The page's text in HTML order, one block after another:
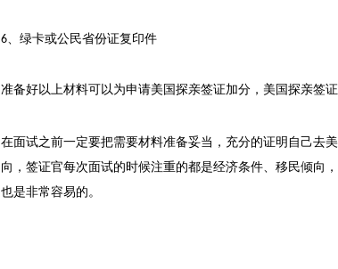
6、绿卡或公民省份证复印件
准备好以上材料可以为申请美国探亲签证加分，美国探亲签
在面试之前一定要把需要材料准备妥当，充分的证明自己去
向，签证官每次面试的时候注重的都是经济条件、移民倾向
也是非常容易的。